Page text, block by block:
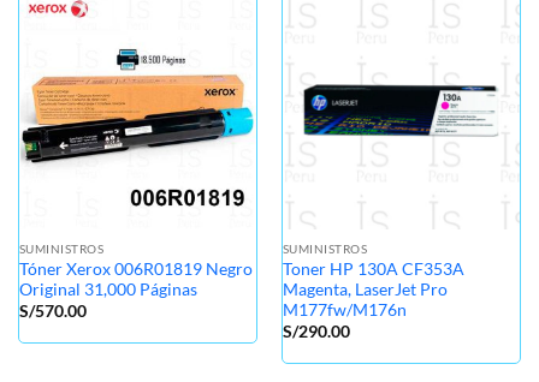
SUMINISTROS
Tóner Xerox 006R01819 Negro
Original 31,000 Páginas
S/570.00
SUMINISTROS
Toner HP 130A CF353A
Magenta, LaserJet Pro
M177fw/M176n
S/290.00